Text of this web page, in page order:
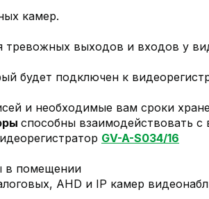
камер.
тревожных выходов и входов у
будет подключен к
и необходимые вам сроки
способны взаимодействовать
GV-A-S034/16
AHD и IP камер